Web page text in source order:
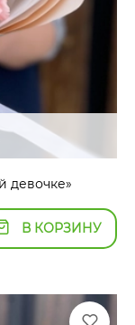
девочке»
В КОРЗИНУ